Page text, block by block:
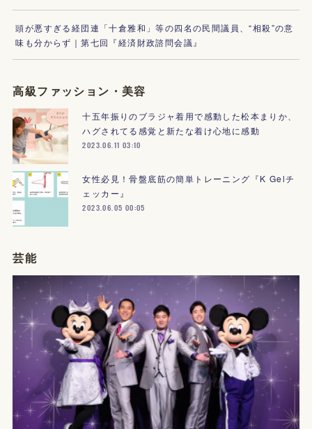
頭が悪すぎる経団連「十倉雅和」等の四名の民間議員、“相殺”の意
味も分からず｜第七回『経済財政諮問会議』
高級ファッション・美容
十五年振りのブラジャ着用で感動した松本まりか、
ハグされてる感覚と新たな着け心地に感動
2023.06.11 03:10
女性必見！骨盤底筋の簡単トレーニング『K Gelチ
ェッカー』
2023.06.05 00:05
芸能